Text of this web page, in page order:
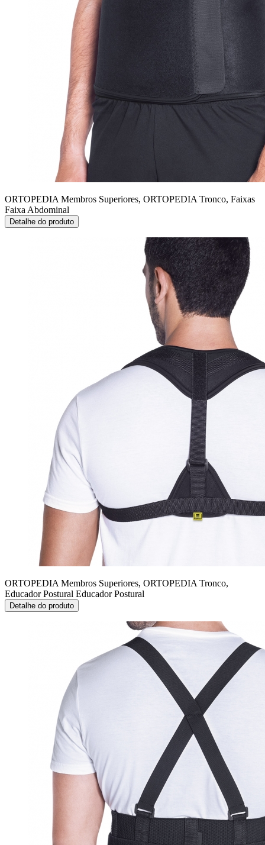
ORTOPEDIA Membros Superiores, ORTOPEDIA Tronco, Faixas
Faixa Abdominal
Detalhe do produto
ORTOPEDIA Membros Superiores, ORTOPEDIA Tronco,
Educador Postural Educador Postural
Detalhe do produto